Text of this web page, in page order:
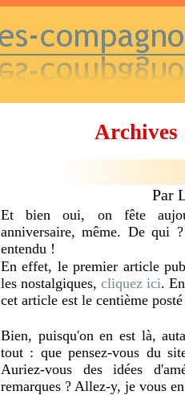
Archives
Par
Et bien oui, on fête
anniversaire, même. De qui
entendu !
En effet, le premier article
les nostalgiques,cliquez ici.
cet article est le centième
Bien, puisqu'on en est là,
tout : que pensez-vous du
Auriez-vous des idées
remarques ? Allez-y, je vous